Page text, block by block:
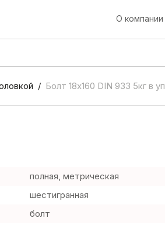
О компании
Болт 18х160 DIN 933 5кг в уп
полная, метрическая
шестигранная
болт